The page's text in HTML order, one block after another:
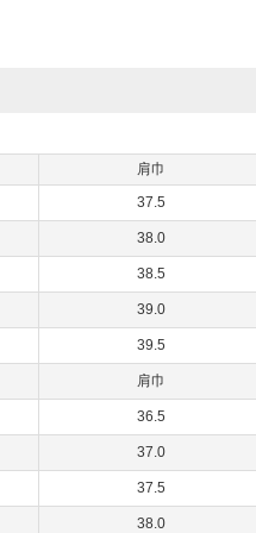
肩巾
37.5
38.0
38.5
39.0
39.5
肩巾
36.5
37.0
37.5
38.0